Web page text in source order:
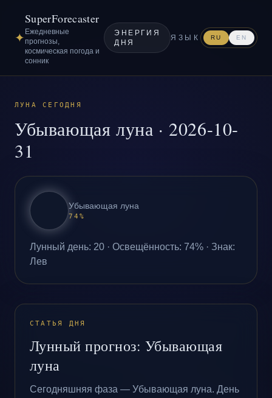
✦
SuperForecaster
Ежедневные
прогнозы,
космическая погода и
сонник
ЭНЕРГИЯ
ДНЯ
ЯЗЫК RU EN
ЛУНА СЕГОДНЯ
Убывающая луна · 2026-10-
31
Убывающая луна
74%
Лунный день: 20 · Освещённость: 74% · Знак:
Лев
СТАТЬЯ ДНЯ
Лунный прогноз: Убывающая
луна
Сегодняшняя фаза — Убывающая луна. День